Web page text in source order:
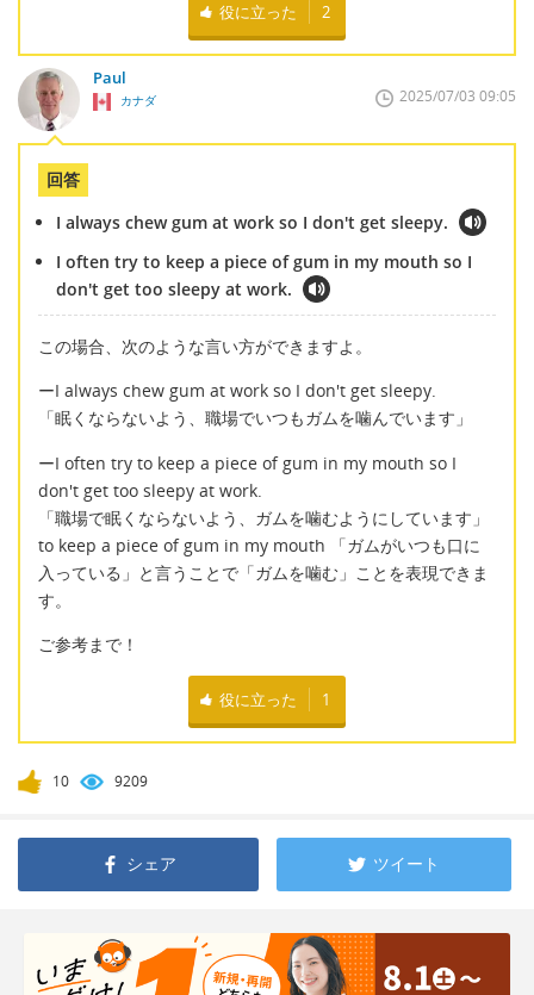
役に立った 2
Paul
カナダ 2025/07/03 09:05
回答
I always chew gum at work so I don't get sleepy.
I often try to keep a piece of gum in my mouth so I
don't get too sleepy at work.
この場合、次のような言い方ができますよ。
ーI always chew gum at work so I don't get sleepy.
「眠くならないよう、職場でいつもガムを噛んでいます」
ーI often try to keep a piece of gum in my mouth so I
don't get too sleepy at work.
「職場で眠くならないよう、ガムを噛むようにしています」
to keep a piece of gum in my mouth 「ガムがいつも口に
入っている」と言うことで「ガムを噛む」ことを表現できま
す。
ご参考まで！
役に立った 1
10 9209
シェア ツイート